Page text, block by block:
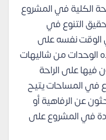
الكلية في المشروع
التنوع في
الوقت نفسه على
الوحدات من شاليهات
على الراحة
في المساحات يتيح
عن الرفاهية أو
في المشروع على